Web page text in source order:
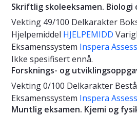
Skriftlig skoleeksamen. Biologi
Vekting 49/100 Delkarakter
Hjelpemiddel HJELPEMIDD
Eksamenssystem Inspera
Ikke spesifisert ennå.
Forsknings- og
Vekting0/100 Delkarakter
Eksamenssystem Inspera
Muntlig eksamen. Kjemi og